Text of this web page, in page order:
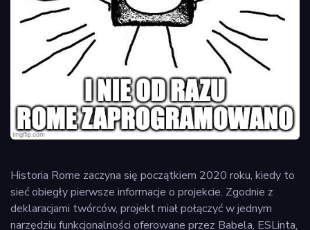
Historia Rome zaczyna się początkiem 2020 roku, kiedy to
sieć obiegły pierwsze informacje o projekcie. Zgodnie z
deklaracjami twórców, projekt miał połączyć w jednym
narzędziu funkcjonalności oferowane przez Babela, ESLinta,